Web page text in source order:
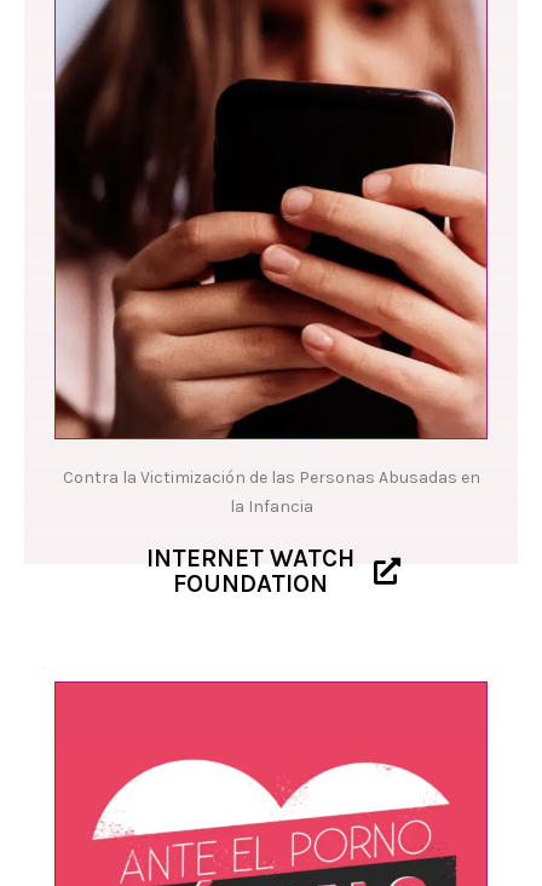
Contra la Victimización de las Personas Abusadas en
la Infancia
INTERNET WATCH
FOUNDATION